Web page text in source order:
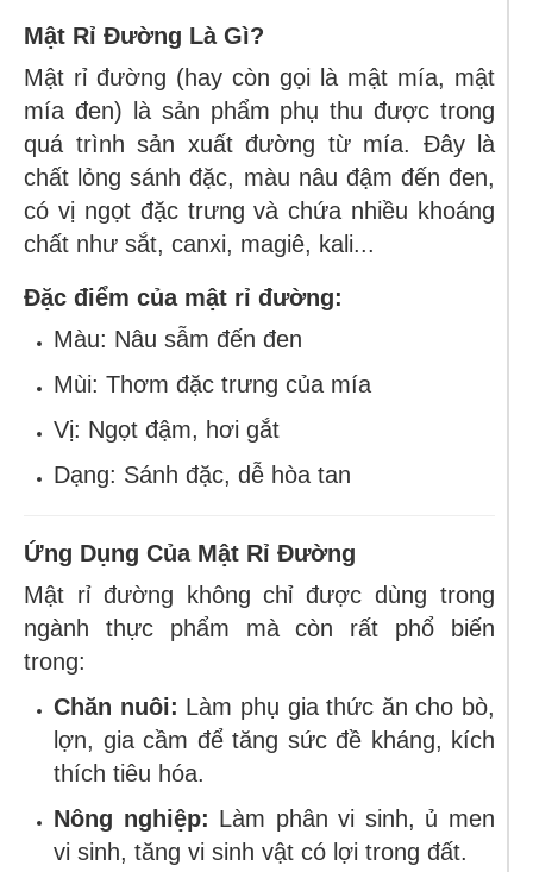
Mật Rỉ Đường Là Gì?
Mật rỉ đường (hay còn gọi là mật mía, mật
mía đen) là sản phẩm phụ thu được trong
quá trình sản xuất đường từ mía. Đây là
chất lỏng sánh đặc, màu nâu đậm đến đen,
có vị ngọt đặc trưng và chứa nhiều khoáng
chất như sắt, canxi, magiê, kali...
Đặc điểm của mật rỉ đường:
Màu: Nâu sẫm đến đen
Mùi: Thơm đặc trưng của mía
Vị: Ngọt đậm, hơi gắt
Dạng: Sánh đặc, dễ hòa tan
Ứng Dụng Của Mật Rỉ Đường
Mật rỉ đường không chỉ được dùng trong
ngành thực phẩm mà còn rất phổ biến
trong:
Chăn nuôi: Làm phụ gia thức ăn cho bò,
lợn, gia cầm để tăng sức đề kháng, kích
thích tiêu hóa.
Nông nghiệp: Làm phân vi sinh, ủ men
vi sinh, tăng vi sinh vật có lợi trong đất.